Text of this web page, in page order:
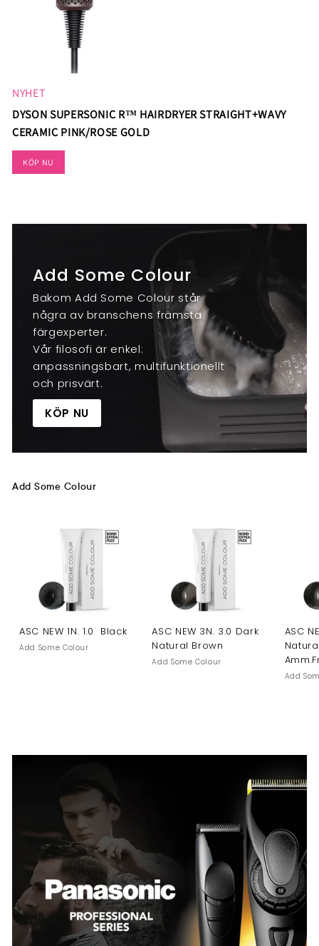
NYHET
DYSON SUPERSONIC R™ HAIRDRYER STRAIGHT+WAVY
CERAMIC PINK/ROSE GOLD
KÖP NU
Add Some Colour
Bakom Add Some Colour står
några av branschens främsta
färgexperter.
Vår filosofi är enkel:
anpassningsbart, multifunktionellt
och prisvärt.
KÖP NU
Add Some Colour
ASC NEW 1N. 1.0 Black
Add Some Colour
ASC NEW 3N. 3.0 Dark
Natural Brown
Add Some Colour
ASC
Add